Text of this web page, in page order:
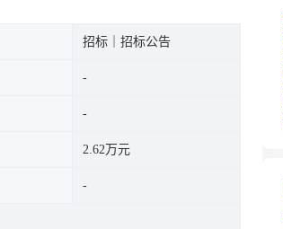
招标｜招标公告
2.62万元